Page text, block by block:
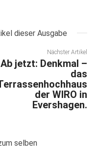
dieser Ausgabe
Nächster Artikel
Ab jetzt: Denkmal –
das
der WIRO in
Evershagen.
selben